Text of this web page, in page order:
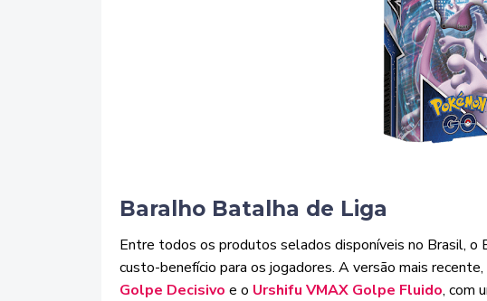
Baralho Batalha de Liga
Entre todos os produtos selados disponíveis no Brasil,
custo-benefício para os jogadores. A versão mais
Golpe Decisivo e o Urshifu VMAX Golpe Fluido, com